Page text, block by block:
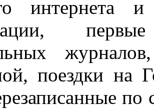
интернета
поездки на
по